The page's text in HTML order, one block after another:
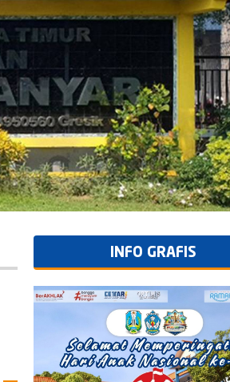
INFO GRAFIS